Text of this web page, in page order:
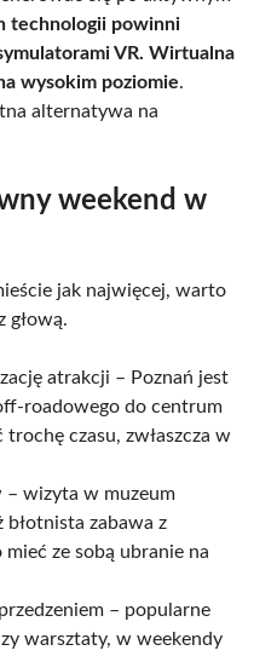
technologii powinni
VR. Wirtualna
wysokim poziomie.
alternatywa na
weekend w
jak najwięcej, warto
głową.
atrakcji – Poznań jest
roadowego do centrum
czasu, zwłaszcza w
– wizyta w muzeum
zabawa z
ze sobą ubranie na
– popularne
warsztaty, w weekendy